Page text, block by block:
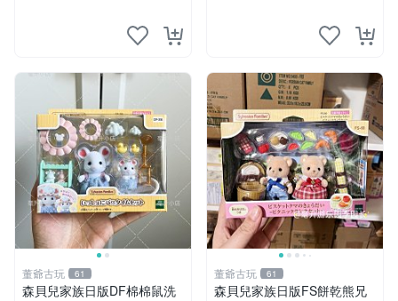
董爺古玩 61
森貝兒家族日版DF棉棉鼠洗
董爺古玩 61
森貝兒家族日版FS餅乾熊兄